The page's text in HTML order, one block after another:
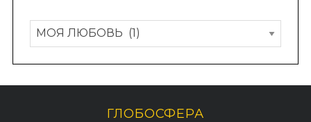
Р
у
б
р
ГЛОБОСФЕРА
S
e
По авторам